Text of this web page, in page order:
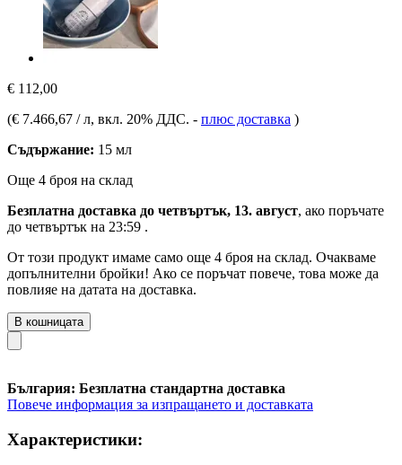
€ 112,00
(€ 7.466,67 / л, вкл. 20% ДДС. - плюс доставка )
Съдържание: 15 мл
Още 4 броя на склад
Безплатна доставка до четвъртък, 13. август, ако поръчате
до четвъртък на 23:59 .
От този продукт имаме само още 4 броя на склад. Очакваме
допълнителни бройки! Ако се поръчат повече, това може да
повлияе на датата на доставка.
В кошницата
България: Безплатна стандартна доставка
Повече информация за изпращането и доставката
Характеристики: